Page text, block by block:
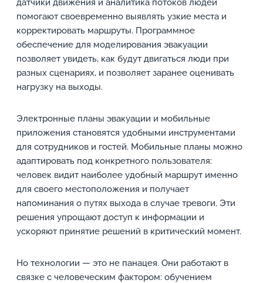
датчики движения и аналитика потоков людей
помогают своевременно выявлять узкие места и
корректировать маршруты. Программное
обеспечение для моделирования эвакуации
позволяет увидеть, как будут двигаться люди при
разных сценариях, и позволяет заранее оценивать
нагрузку на выходы.
Электронные планы эвакуации и мобильные
приложения становятся удобными инструментами
для сотрудников и гостей. Мобильные планы можно
адаптировать под конкретного пользователя:
человек видит наиболее удобный маршрут именно
для своего местоположения и получает
напоминания о путях выхода в случае тревоги. Эти
решения упрощают доступ к информации и
ускоряют принятие решений в критический момент.
Но технологии — это не панацея. Они работают в
связке с человеческим фактором: обучением